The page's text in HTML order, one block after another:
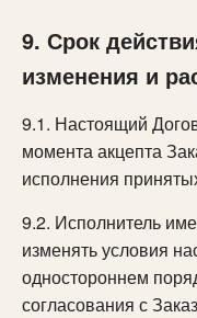
9. Срок
изменения и
9.1. Настоящий
момента акцепта
исполнения
9.2. Исполнитель
изменять условия
одностороннем
согласования с